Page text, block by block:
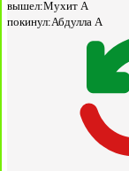
вышел:Мухит А
покинул:Абдулла А